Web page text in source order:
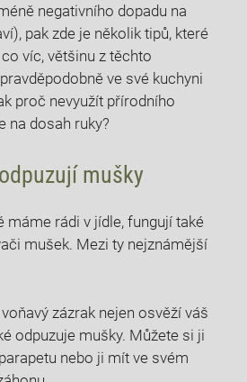
negativního dopadu na
pak zde je několik tipů, které
víc, většinu z těchto
ve své kuchyni
proč nevyužít přírodního
na dosah ruky?
mušky
máme rádi v jídle, fungují také
mušek. Mezi ty nejznámější
zázrak nejen osvěží váš
odpuzuje mušky. Můžete si ji
nebo ji mít ve svém